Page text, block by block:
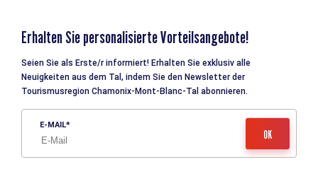
Erhalten Sie personalisierte Vorteilsangebote!
Seien Sie als Erste/r informiert! Erhalten Sie exklusiv alle
Neuigkeiten aus dem Tal, indem Sie den Newsletter der
Tourismusregion Chamonix-Mont-Blanc-Tal abonnieren.
E-MAIL